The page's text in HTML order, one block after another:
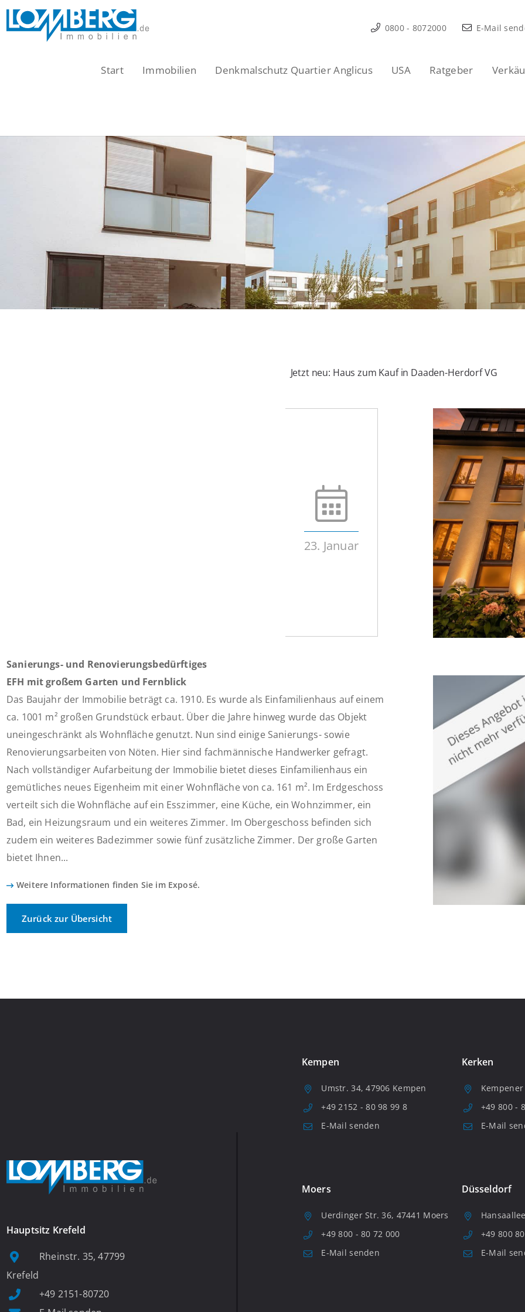
Zum
Inhalt
0800 - 8072000 E-Mail
Start Immobilien Denkmalschutz Quartier Anglicus USA Ratgeber
Jetzt neu: Haus zum Kauf in Daaden-Herdorf VG
23. Januar
Sanierungs- und Renovierungsbedürftiges
EFH mit großem Garten und Fernblick
Das Baujahr der Immobilie beträgt ca. 1910. Es wurde als Einfamilienhaus auf einem
ca. 1001 m² großen Grundstück erbaut. Über die Jahre hinweg wurde das Objekt
uneingeschränkt als Wohnfläche genutzt. Nun sind einige Sanierungs- sowie
Renovierungsarbeiten von Nöten. Hier sind fachmännische Handwerker gefragt.
Nach vollständiger Aufarbeitung der Immobilie bietet dieses Einfamilienhaus ein
gemütliches neues Eigenheim mit einer Wohnfläche von ca. 161 m². Im Erdgeschoss
verteilt sich die Wohnfläche auf ein Esszimmer, eine Küche, ein Wohnzimmer, ein
Bad, ein Heizungsraum und ein weiteres Zimmer. Im Obergeschoss befinden sich
zudem ein weiteres Badezimmer sowie fünf zusätzliche Zimmer. Der große Garten
bietet Ihnen...
Weitere Informationen finden Sie im Exposé.
Zurück zur Übersicht
Hauptsitz Krefeld
Rheinstr. 35, 47799
Krefeld
+49 2151-80720
Kempen
Umstr. 34, 47906 Kempen
+49 2152 - 80 98 99 8
E-Mail senden
Kerken
+49 800 -
E-Mail
Moers
Uerdinger Str. 36, 47441 Moers
+49 800 - 80 72 000
E-Mail senden
Düsseldorf
+49 800
E-Mail